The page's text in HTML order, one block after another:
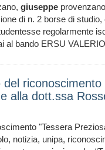
giuseppe
di n. 2 borse di
regolarmente
al bando ERSU
alla dott.ssa
"Tessera
notizia, unipa,